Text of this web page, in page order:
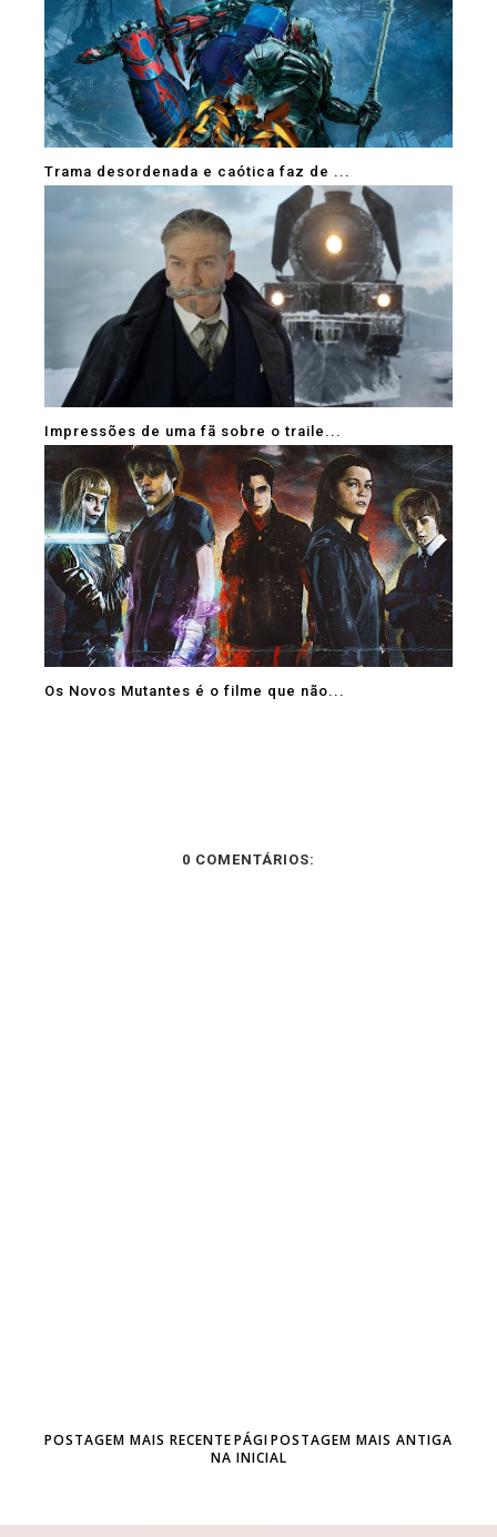
Trama desordenada e caótica faz de ...
Impressões de uma fã sobre o traile...
Os Novos Mutantes é o filme que não...
0 COMENTÁRIOS:
POSTAGEM MAIS RECENTE POSTAGEM MAIS ANTIGA
PÁGI
NA INICIAL